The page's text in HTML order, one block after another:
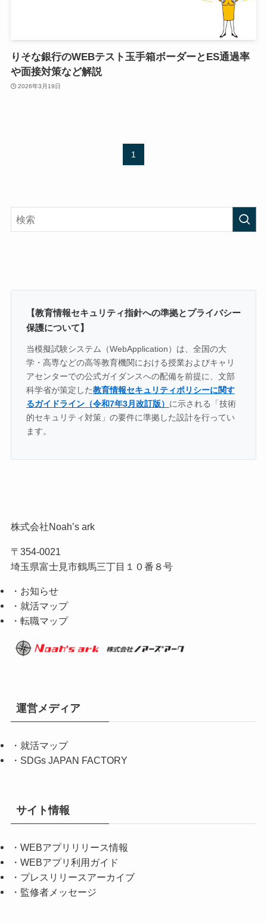
りそな銀行のWEBテスト玉手箱ボーダーとES通過率
や面接対策など解説
2026年3月19日
1
【教育情報セキュリティ指針への準拠とプライバシー
保護について】
当模擬試験システム（WebApplication）は、全国の大
学・高専などの高等教育機関における授業およびキャリ
アセンターでの公式ガイダンスへの配備を前提に、文部
科学省が策定した教育情報セキュリティポリシーに関す
るガイドライン（令和7年3月改訂版） に示される「技術
的セキュリティ対策」の要件に準拠した設計を行ってい
ます。
株式会社Noah’s ark
〒354-0021
埼玉県富士見市鶴馬三丁目１０番８号
・お知らせ
・就活マップ
・転職マップ
運営メディア
・ 就活マップ
・ SDGs JAPAN FACTORY
サイト情報
・ WEBアプリリリース情報
・ WEBアプリ利用ガイド
・ プレスリリースアーカイブ
・ 監修者メッセージ